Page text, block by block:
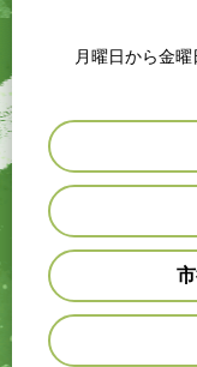
月曜日から金